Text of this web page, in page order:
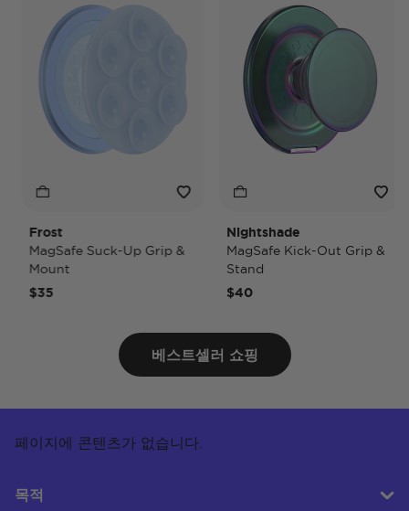
Frost
MagSafe Suck-Up Grip &
Mount
$35
Nightshade
MagSafe Kick-Out Grip &
Stand
$40
베스트셀러 쇼핑
페이지에 콘텐츠가 없습니다.
목적